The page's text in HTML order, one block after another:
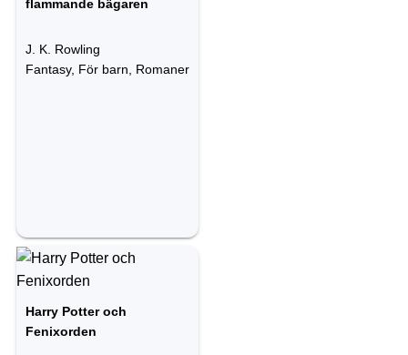
flammande bägaren
J. K. Rowling
Fantasy, För barn, Romaner
Harry Potter och
Fenixorden